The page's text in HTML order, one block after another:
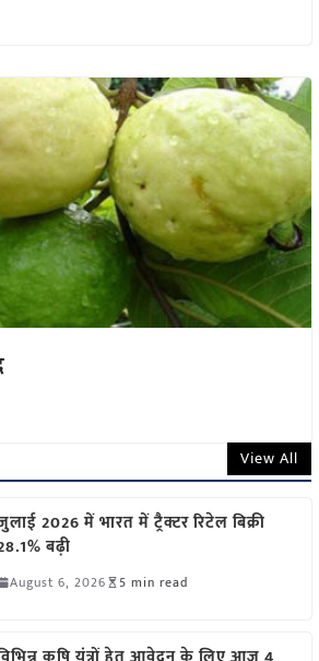
View All
2026 में भारत में ट्रैक्टर रिटेल बिक्री
बढ़ी
August 6, 2026 5 min read